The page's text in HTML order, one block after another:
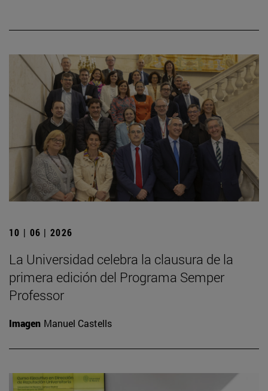
10 | 06 | 2026
La Universidad celebra la clausura de la
primera edición del Programa Semper
Professor
Imagen Manuel Castells